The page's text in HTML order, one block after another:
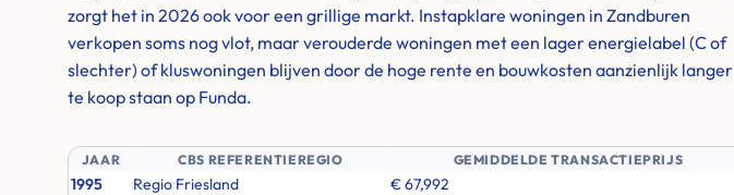
zorgt het in 2026 ook voor een grillige markt. Instapklare woningen in Zandburen
verkopen soms nog vlot, maar verouderde woningen met een lager energielabel (C of
slechter) of kluswoningen blijven door de hoge rente en bouwkosten aanzienlijk langer
te koop staan op Funda.
JAAR CBS REFERENTIEREGIO GEMIDDELDE TRANSACTIEPRIJS
1995 Regio Friesland
€ 67,992